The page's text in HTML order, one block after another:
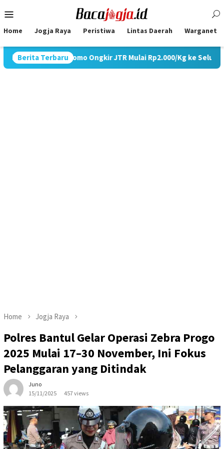
to
Menu
Home Jogja Raya Peristiwa Lintas Daerah Warganet
Berita Terbaru
Ongkir JTR Mulai Rp2.000/Kg ke Seluruh Pulau Jawa
Home Jogja Raya
Polres Bantul Gelar Operasi Zebra Progo
2025 Mulai 17–30 November, Ini Fokus
Pelanggaran yang Ditindak
Juno
15/11/2025
457 views